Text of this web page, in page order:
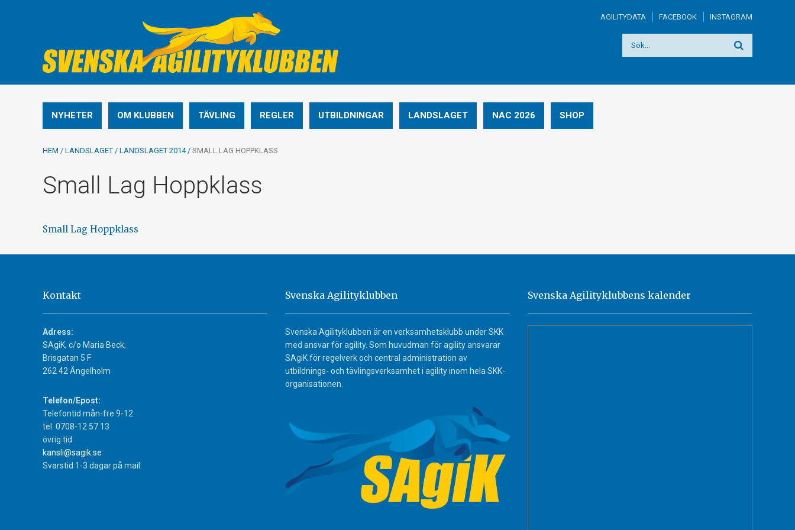
AGILITYDATA FACEBOOK INSTAGRAM
NYHETER OM KLUBBEN TÄVLING REGLER UTBILDNINGAR LANDSLAGET NAC 2026 SHOP
HEM / LANDSLAGET / LANDSLAGET 2014/ SMALL LAG HOPPKLASS
Small Lag Hoppklass
Small Lag Hoppklass
Kontakt
Adress:
SAgiK, c/o Maria Beck,
Brisgatan 5 F
262 42 Ängelholm
Telefon/Epost:
Telefontid mån-fre 9-12
tel: 0708-12 57 13
övrig tid
kansli@sagik.se
Svarstid 1-3 dagar på mail.
Svenska Agilityklubben
Svenska Agilityklubben är en verksamhetsklubb under SKK
med ansvar för agility. Som huvudman för agility ansvarar
SAgiK för regelverk och central administration av
utbildnings- och tävlingsverksamhet i agility inom hela SKK-
organisationen.
Svenska Agilityklubbens kalender